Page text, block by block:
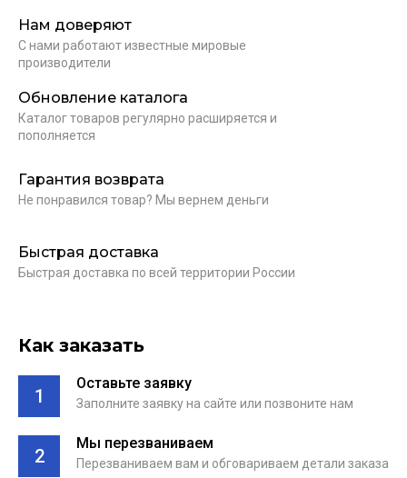
Нам доверяют
С нами работают известные мировые
производители
Обновление каталога
Каталог товаров регулярно расширяется и
пополняется
Гарантия возврата
Не понравился товар? Мы вернем деньги
Быстрая доставка
Быстрая доставка по всей территории России
Как заказать
1
Оставьте заявку
Заполните заявку на сайте или позвоните нам
2
Мы перезваниваем
Перезваниваем вам и обговариваем детали заказа